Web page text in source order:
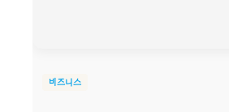
비즈니스